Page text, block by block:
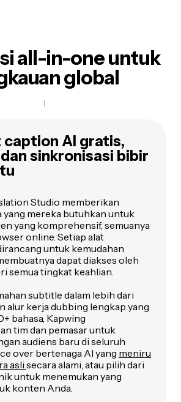
all-in-one untuk
global
caption AI gratis,
sinkronisasi bibir
Studio memberikan
yang mereka butuhkan untuk
yang komprehensif, semuanya
online. Setiap alat
untuk kemudahan
dapat diakses oleh
semua tingkat keahlian.
subtitle dalam lebih dari
alur kerja dubbing lengkap yang
bahasa, Kapwing
tim dan pemasar untuk
audiens baru di seluruh
over bertenaga AI yang meniru
asli secara alami, atau pilih dari
untuk menemukan yang
konten Anda.